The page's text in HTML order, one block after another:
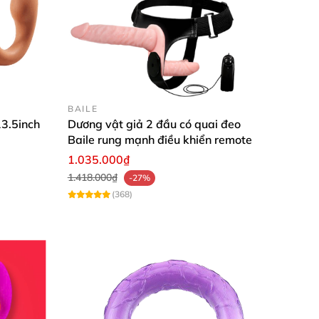
ngây ngất khó quên mà cả hai cùng
nhẹ nhàng mà ko bị tổn thương cho cô bé.
BAILE
Dương vật giả 2 đầu có quai đeo
Baile rung mạnh điều khiển remote
1.035.000₫
1.418.000₫
-27%
(368)